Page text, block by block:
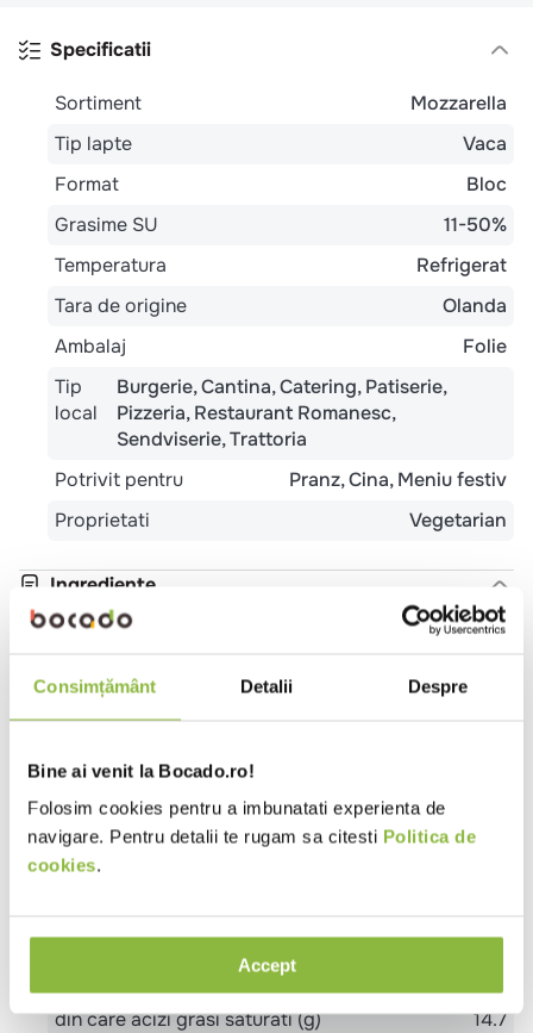
Consimțământ Detalii Despre
Bine ai venit la Bocado.ro!
Folosim cookies pentru a imbunatati experienta de
navigare. Pentru detalii te rugam sa citesti Politica de
cookies.
Accept
Specificatii
Sortiment
Mozzarella
Tip lapte
Vaca
Format
Bloc
Grasime SU
11-50%
Temperatura
Refrigerat
Tara de origine
Olanda
Ambalaj
Folie
Tip
local
Burgerie Cantina Catering Patiserie
Pizzeria Restaurant Romanesc
Sendviserie Trattoria
Potrivit pentru
Pranz Cina Meniu festiv
Proprietati
Vegetarian
Ingrediente
Branza cu pasta filata 100% din LAPTE de vaca
cheag microbian
LACTOZA DIN LAPTE
Valori nutritionale 100g
Valoare energetica (kcal)
297
din care acizi grasi saturati (g)
14.7